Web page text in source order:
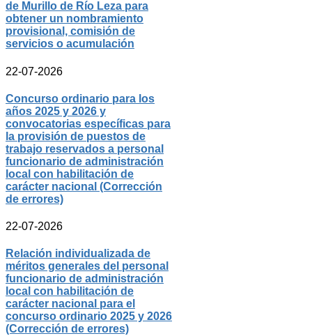
de Murillo de Río Leza para
obtener un nombramiento
provisional, comisión de
servicios o acumulación
22-07-2026
Concurso ordinario para los
años 2025 y 2026 y
convocatorias específicas para
la provisión de puestos de
trabajo reservados a personal
funcionario de administración
local con habilitación de
carácter nacional (Corrección
de errores)
22-07-2026
Relación individualizada de
méritos generales del personal
funcionario de administración
local con habilitación de
carácter nacional para el
concurso ordinario 2025 y 2026
(Corrección de errores)